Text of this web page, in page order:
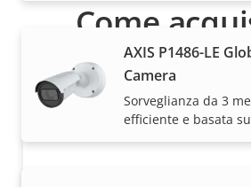
AXIS P1486-LE
Camera
Sorveglianza da 3
efficiente e basata
Come
Le soluzioni Axis e i singoli
e installati da esperti dei nostri